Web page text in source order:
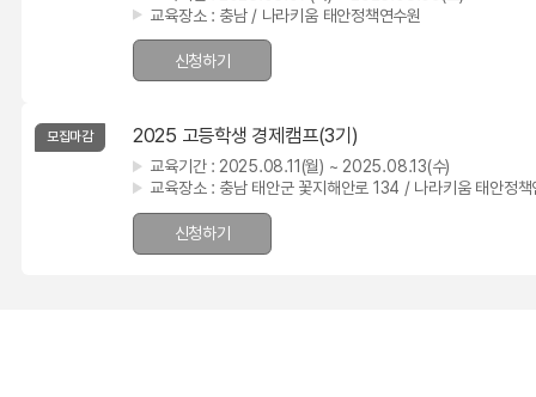
교육장소 : 충남 / 나라키움 태안정책연수원
신청하기
모집마감 2025 고등학생 경제캠프(3기)
교육기간 : 2025.08.11(월) ~ 2025.08.13(수)
교육장소 : 충남 태안군 꽃지해안로 134 / 나라키움 태안정책
신청하기